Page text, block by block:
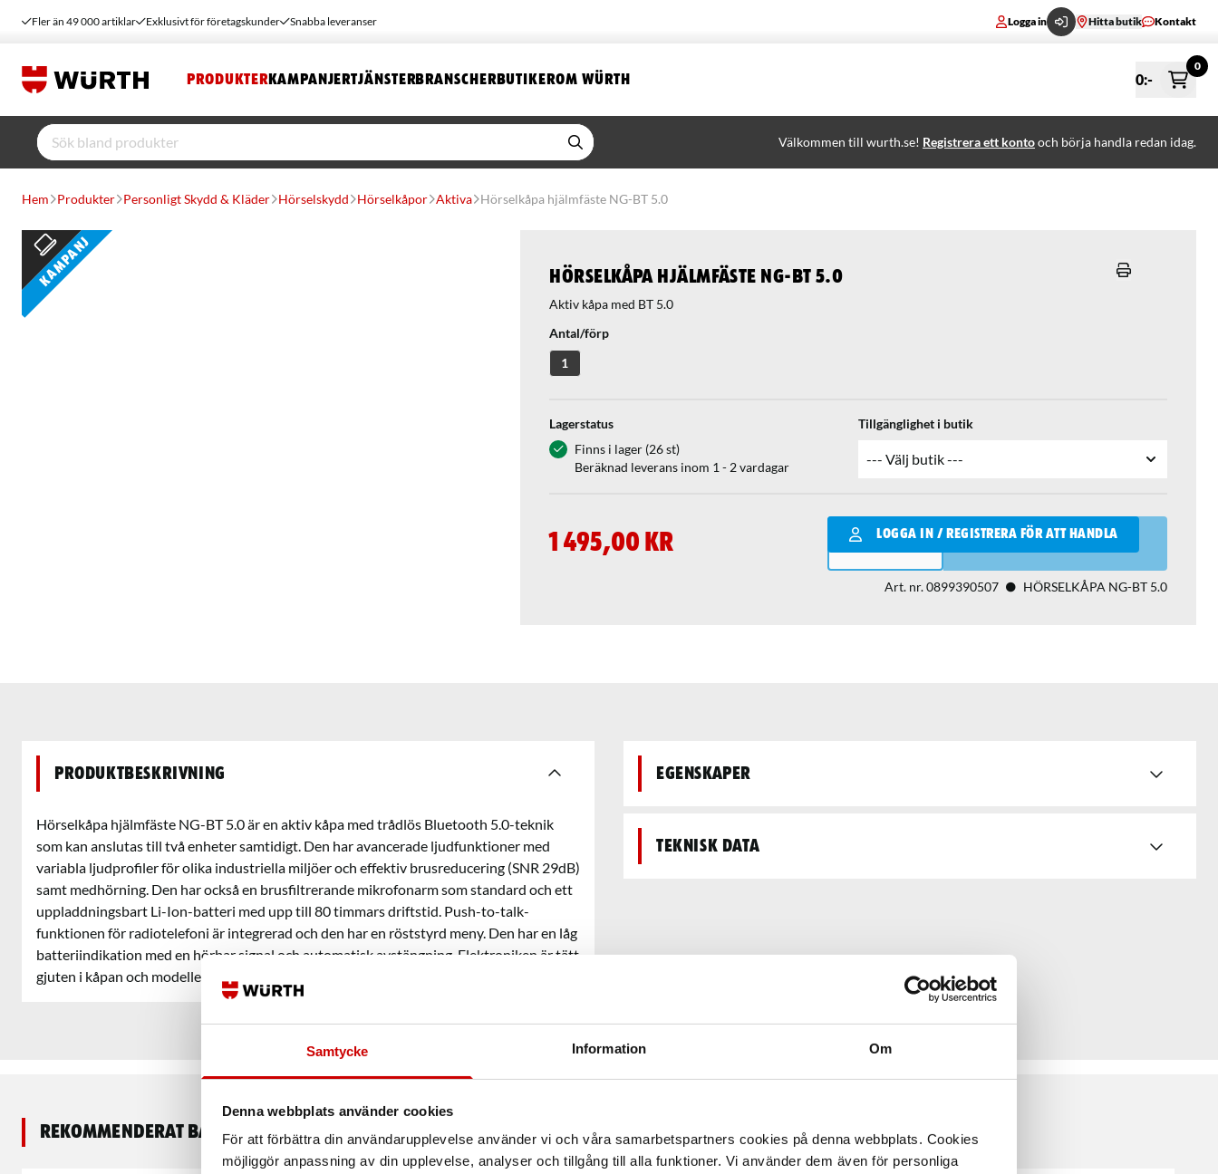
Samtycke Information Om
Denna webbplats använder cookies
För att förbättra din användarupplevelse använder vi och våra samarbetspartners cookies på denna webbplats. Cookies
möjliggör anpassning av din upplevelse, analyser och tillgång till alla funktioner. Vi använder dem även för personliga
Fler än 49 000 artiklar Exklusivt för företagskunder Snabba leveranser Logga in Hitta butik Kontakt
PRODUKTER KAMPANJERTJÄNSTERBRANSCHERBUTIKEROM WÜRTH 0:-
0
Välkommen till wurth.se! Registrera ett kontooch börja handla redan idag.
Hem Produkter Personligt Skydd & Kläder Hörselskydd Hörselkåpor Aktiva Hörselkåpa hjälmfäste NG-BT 5.0
Hörselkåpa hjälmfäste NG-BT 5.0
Aktiv kåpa med BT 5.0
Antal/förp
1
Lagerstatus
Finns i lager (26 st)
Beräknad leverans inom 1 - 2 vardagar
Tillgänglighet i butik
1 495,00 kr LOGGA IN / REGISTRERA FÖR ATT HANDLA
Qantity
LÄGG I VARUKORGEN
Art. nr.0899390507 HÖRSELKÅPA NG-BT 5.0
Kampanj
Produktbeskrivning
Hörselkåpa hjälmfäste NG-BT 5.0 är en aktiv kåpa med trådlös Bluetooth 5.0-teknik
som kan anslutas till två enheter samtidigt. Den har avancerade ljudfunktioner med
variabla ljudprofiler för olika industriella miljöer och effektiv brusreducering (SNR 29dB)
samt medhörning. Den har också en brusfiltrerande mikrofonarm som standard och ett
uppladdningsbart Li-Ion-batteri med upp till 80 timmars driftstid. Push-to-talk-
funktionen för radiotelefoni är integrerad och den har en röststyrd meny. Den har en låg
batteriindikation med en hörbar signal och automatisk avstängning. Elektroniken är tätt
gjuten i kåpan och modellen är för hjälmmontering.
Egenskaper
Teknisk data
Rekommenderat baserat på vald produkt